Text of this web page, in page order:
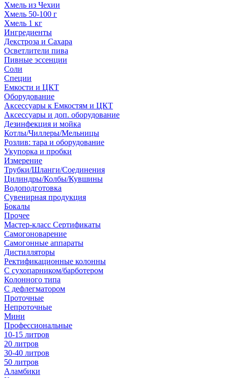
Хмель из Чехии
Хмель 50-100 г
Хмель 1 кг
Ингредиенты
Декстроза и Сахара
Осветлители пива
Пивные эссенции
Соли
Специи
Емкости и ЦКТ
Оборудование
Аксессуары к Емкостям и ЦКТ
Аксессуары и доп. оборудование
Дезинфекция и мойка
Котлы/Чиллеры/Мельницы
Розлив: тара и оборудование
Укупорка и пробки
Измерение
Трубки/Шланги/Соединения
Цилиндры/Колбы/Кувшины
Водоподготовка
Сувенирная продукция
Бокалы
Прочее
Мастер-класс Сертификаты
Самогоноварение
Самогонные аппараты
Дистилляторы
Ректификационные колонны
С сухопарником/барботером
Колонного типа
С дефлегматором
Проточные
Непроточные
Мини
Профессиональные
10-15 литров
20 литров
30-40 литров
50 литров
Аламбики